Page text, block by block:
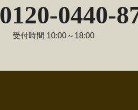
0120-0440-
受付時間 10:00～18:00